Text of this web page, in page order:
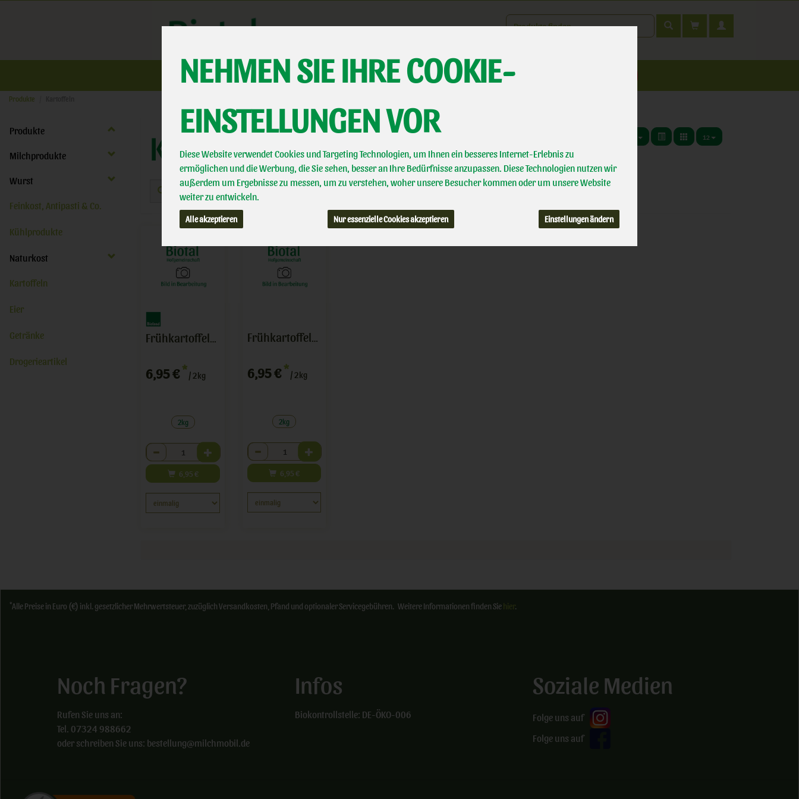
NEHMEN SIE IHRE COOKIE-
EINSTELLUNGEN VOR
Diese Website verwendet Cookies und Targeting Technologien, um Ihnen ein besseres Internet-Erlebnis zu
ermöglichen und die Werbung, die Sie sehen, besser an Ihre Bedürfnisse anzupassen. Diese Technologien nutzen wir
außerdem um Ergebnisse zu messen, um zu verstehen, woher unsere Besucher kommen oder um unsere Website
weiter zu entwickeln.
Alle akzeptieren Nur essenzielle Cookies akzeptieren Einstellungen ändern
Produkt
Über uns Landwirtschaft Direktvermarktung Biotal erleben
Produkte
Produkte
Milchprodukte
Wurst
Feinkost, Antipasti & Co.
Kühlprodukte
Naturkost
Kartoffeln
Eier
Getränke
Drogerieartikel
KARTOFFELN 2 VON 463
12
Frühkartoffeln fest.2kg
6,95 € */ 2kg
2kg
Anzahl
6,95 €
Frühkartoffeln vorw.fest. 2kg
6,95 €*/ 2kg
2kg
Anzahl
6,95€
*Alle Preise in Euro (€) inkl. gesetzlicher Mehrwertsteuer, zuzüglich Versandkosten, Pfand und optionaler Servicegebühren. Weitere Informationen finden Sie .
Noch Fragen?
Rufen Sie uns an:
Tel. 07324 988662
oder schreiben Sie uns: bestellung@milchmobil.de
Infos
Biokontrollstelle: DE-ÖKO-006
Soziale Medien
Folge uns auf
Folge uns auf